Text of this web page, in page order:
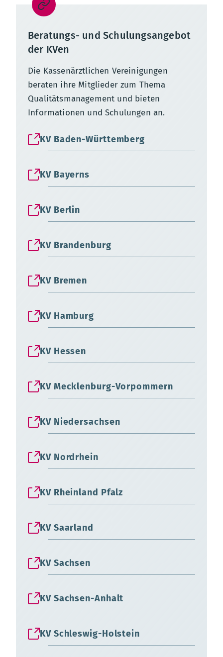
Beratungs- und Schulungsangebot
der KVen
Die Kassenärztlichen Vereinigungen
beraten ihre Mitglieder zum Thema
Qualitätsmanagement und bieten
Informationen und Schulungen an.
KV Baden-Württemberg
KV Bayerns
KV Berlin
KV Brandenburg
KV Bremen
KV Hamburg
KV Hessen
KV Mecklenburg-Vorpommern
KV Niedersachsen
KV Nordrhein
KV Rheinland Pfalz
KV Saarland
KV Sachsen
KV Sachsen-Anhalt
KV Schleswig-Holstein